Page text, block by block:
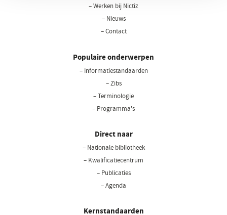
– Werken bij Nictiz
– Nieuws
– Contact
Populaire onderwerpen
– Informatiestandaarden
– Zibs
– Terminologie
– Programma's
Direct naar
– Nationale bibliotheek(opent
– Kwalificatiecentrum
– Publicaties
– Agenda
Kernstandaarden